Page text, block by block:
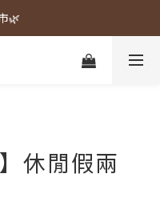
🌿
🌿
休閒假兩